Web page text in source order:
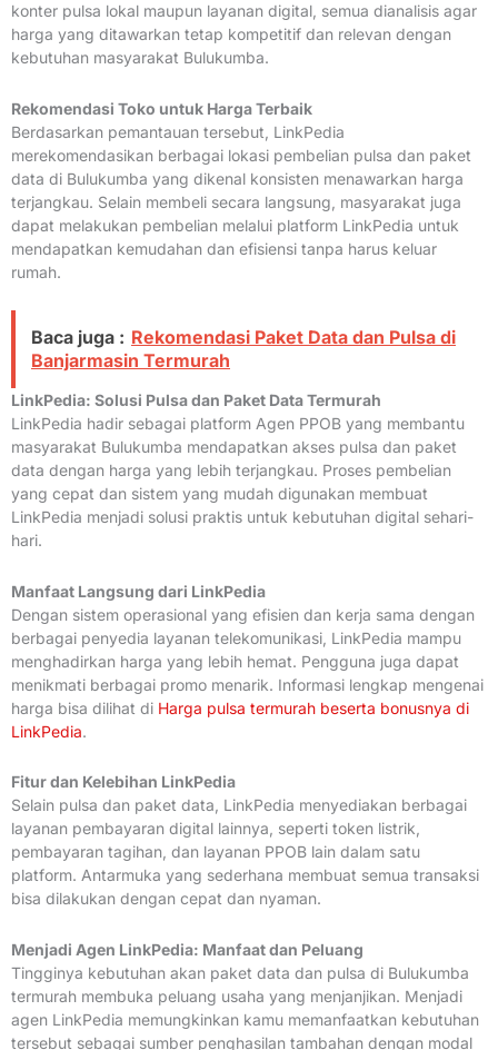
konter pulsa lokal maupun layanan digital, semua dianalisis agar
harga yang ditawarkan tetap kompetitif dan relevan dengan
kebutuhan masyarakat Bulukumba.
Rekomendasi Toko untuk Harga Terbaik
Berdasarkan pemantauan tersebut, LinkPedia
merekomendasikan berbagai lokasi pembelian pulsa dan paket
data di Bulukumba yang dikenal konsisten menawarkan harga
terjangkau. Selain membeli secara langsung, masyarakat juga
dapat melakukan pembelian melalui platform LinkPedia untuk
mendapatkan kemudahan dan efisiensi tanpa harus keluar
rumah.
Baca juga : Rekomendasi Paket Data dan Pulsa di
Banjarmasin Termurah
LinkPedia: Solusi Pulsa dan Paket Data Termurah
LinkPedia hadir sebagai platform Agen PPOB yang membantu
masyarakat Bulukumba mendapatkan akses pulsa dan paket
data dengan harga yang lebih terjangkau. Proses pembelian
yang cepat dan sistem yang mudah digunakan membuat
LinkPedia menjadi solusi praktis untuk kebutuhan digital sehari-
hari.
Manfaat Langsung dari LinkPedia
Dengan sistem operasional yang efisien dan kerja sama dengan
berbagai penyedia layanan telekomunikasi, LinkPedia mampu
menghadirkan harga yang lebih hemat. Pengguna juga dapat
menikmati berbagai promo menarik. Informasi lengkap mengenai
harga bisa dilihat di Harga pulsa termurah beserta bonusnya di
LinkPedia.
Fitur dan Kelebihan LinkPedia
Selain pulsa dan paket data, LinkPedia menyediakan berbagai
layanan pembayaran digital lainnya, seperti token listrik,
pembayaran tagihan, dan layanan PPOB lain dalam satu
platform. Antarmuka yang sederhana membuat semua transaksi
bisa dilakukan dengan cepat dan nyaman.
Menjadi Agen LinkPedia: Manfaat dan Peluang
Tingginya kebutuhan akan paket data dan pulsa di Bulukumba
termurah membuka peluang usaha yang menjanjikan. Menjadi
agen LinkPedia memungkinkan kamu memanfaatkan kebutuhan
tersebut sebagai sumber penghasilan tambahan dengan modal